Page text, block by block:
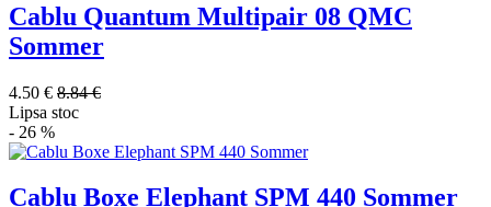
Cablu Quantum Multipair 08 QMC
Sommer
4.50 € 8.84 €
Lipsa stoc
- 26 %
Cablu Boxe Elephant SPM 440 Sommer